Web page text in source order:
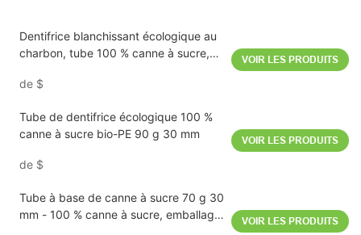
Dentifrice blanchissant écologique au
charbon, tube 100 % canne à sucre,
de $
VOIR LES PRODUITS
Tube de dentifrice écologique 100 %
canne à sucre bio-PE 90 g 30 mm
de $
VOIR LES PRODUITS
Tube à base de canne à sucre 70 g 30
mm - 100 % canne à sucre, emballage
VOIR LES PRODUITS